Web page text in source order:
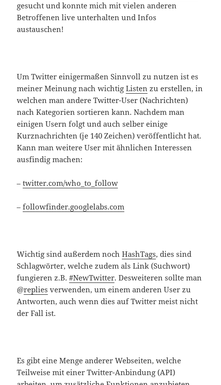
gesucht und konnte mich mit vielen anderen
Betroffenen live unterhalten und Infos
austauschen!
Um Twitter einigermaßen Sinnvoll zu nutzen ist es
meiner Meinung nach wichtigListen zu erstellen, in
welchen man andere Twitter-User (Nachrichten)
nach Kategorien sortieren kann. Nachdem man
einigen Usern folgt und auch selber einige
Kurznachrichten (je 140 Zeichen) veröffentlicht hat.
Kann man weitere User mit ähnlichen Interessen
ausfindig machen:
–twitter.com/who_to_follow
–followfinder.googlelabs.com
Wichtig sind außerdem nochHashTags, dies sind
Schlagwörter, welche zudem als Link (Suchwort)
fungieren z.B.#NewTwitter. Desweiteren sollte man
@replies verwenden, um einem anderen User zu
Antworten, auch wenn dies auf Twitter meist nicht
der Fall ist.
Es gibt eine Menge anderer Webseiten, welche
Teilweise mit einer Twitter-Anbindung (API)